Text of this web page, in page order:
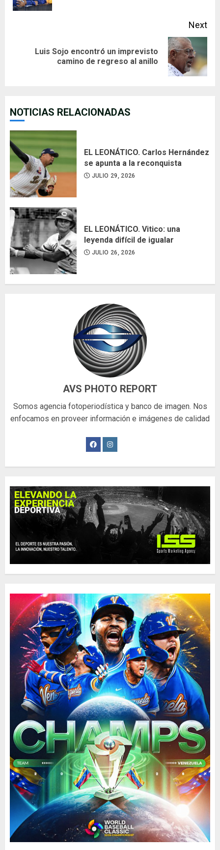
Next
Luis Sojo encontró un imprevisto
camino de regreso al anillo
NOTICIAS RELACIONADAS
EL LEONÁTICO. Carlos Hernández
se apunta a la reconquista
JULIO 29, 2026
EL LEONÁTICO. Vitico: una
leyenda difícil de igualar
JULIO 26, 2026
AVS PHOTO REPORT
Somos agencia fotoperiodística y banco de imagen. Nos
enfocamos en proveer información e imágenes de calidad